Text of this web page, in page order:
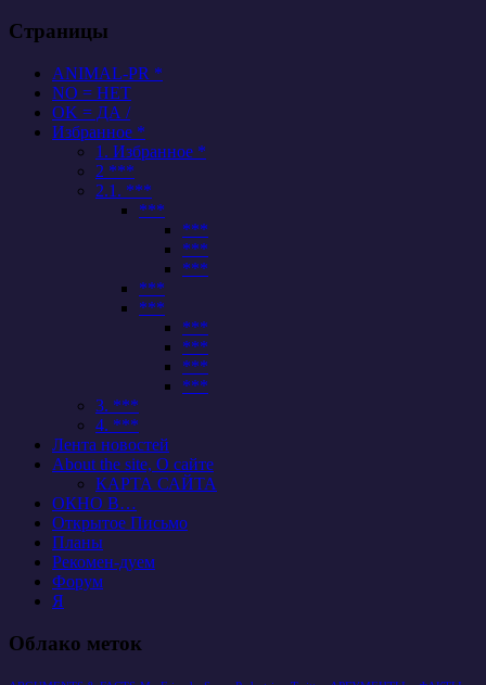
Страницы
ANIMAL-PR *
NO = НЕТ
OK = ДА /
Избранное *
1. Избранное *
2 ***
2.1. ***
***
***
***
***
***
***
***
***
***
***
3. ***
4. ***
Лента новостей
About the site, О сайте
КАРТА САЙТА
ОКНО В…
Открытое Письмо
Планы
Рекомен-дуем
Форум
Я
Облако меток